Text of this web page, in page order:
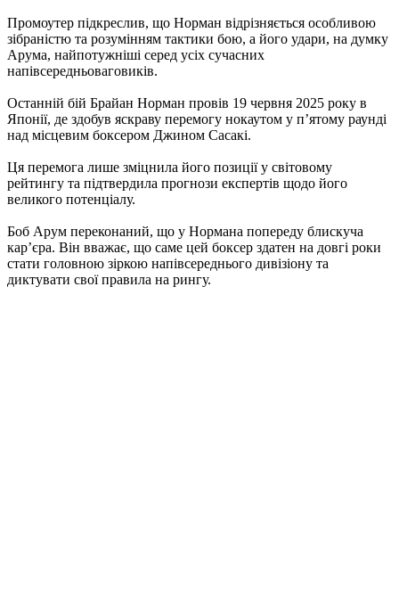
Промоутер підкреслив, що Норман відрізняється особливою
зібраністю та розумінням тактики бою, а його удари, на думку
Арума, найпотужніші серед усіх сучасних
напівсередньоваговиків.
Останній бій Брайан Норман провів 19 червня 2025 року в
Японії, де здобув яскраву перемогу нокаутом у п’ятому раунді
над місцевим боксером Джином Сасакі.
Ця перемога лише зміцнила його позиції у світовому
рейтингу та підтвердила прогнози експертів щодо його
великого потенціалу.
Боб Арум переконаний, що у Нормана попереду блискуча
кар’єра. Він вважає, що саме цей боксер здатен на довгі роки
стати головною зіркою напівсереднього дивізіону та
диктувати свої правила на рингу.